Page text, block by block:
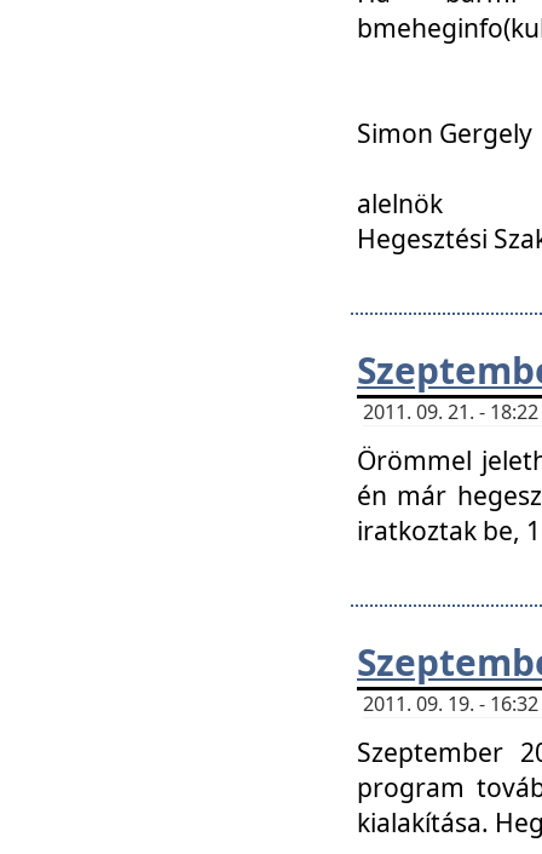
Simon Gergely
alelnök
Hegesztési
2011. 09. 21. -
Örömmel
én már
iratkoztak be,
2011. 09. 19. -
Szeptember
program
kialakítása.